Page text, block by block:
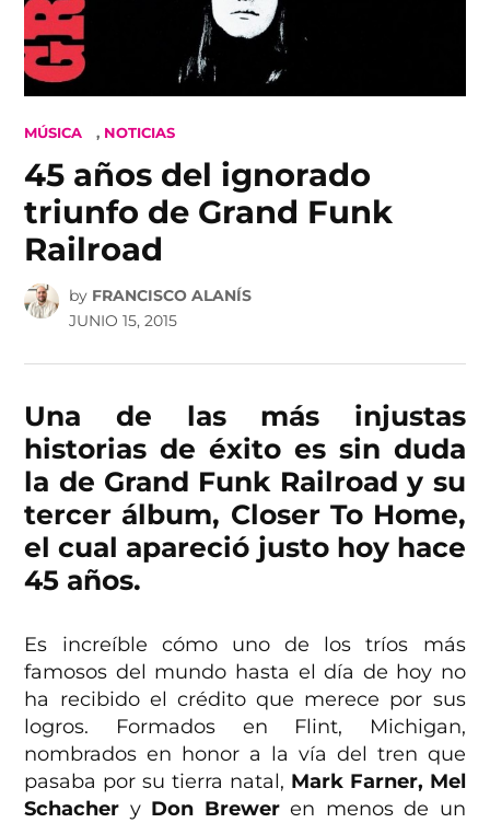
POSTED
MÚSICA , NOTICIAS
45 años del ignorado
triunfo de Grand Funk
Railroad
by FRANCISCO ALANÍS
JUNIO 15, 2015
Una de las más injustas
historias de éxito es sin duda
la de Grand Funk Railroad y su
tercer álbum, Closer To Home,
el cual apareció justo hoy hace
45 años.
Es increíble cómo uno de los tríos más
famosos del mundo hasta el día de hoy no
ha recibido el crédito que merece por sus
logros. Formados en Flint, Michigan,
nombrados en honor a la vía del tren que
pasaba por su tierra natal, Mark Farner, Mel
Schacher y Don Breweren menos de un